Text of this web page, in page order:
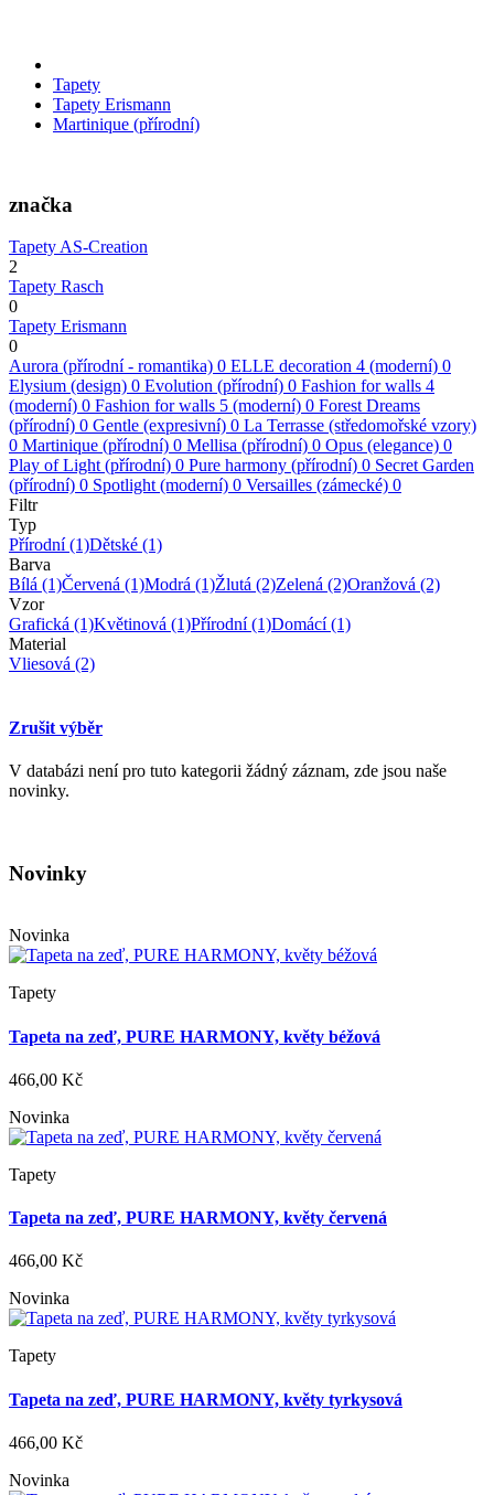
Tapety
Tapety Erismann
Martinique (přírodní)
značka
Tapety AS-Creation
2
Tapety Rasch
0
Tapety Erismann
0
Aurora (přírodní - romantika) 0 ELLE decoration 4 (moderní) 0
Elysium (design) 0 Evolution (přírodní) 0 Fashion for walls 4
(moderní) 0 Fashion for walls 5 (moderní) 0 Forest Dreams
(přírodní) 0 Gentle (expresivní) 0 La Terrasse (středomořské vzory)
0 Martinique (přírodní) 0 Mellisa (přírodní) 0 Opus (elegance) 0
Play of Light (přírodní) 0 Pure harmony (přírodní) 0 Secret Garden
(přírodní) 0 Spotlight (moderní) 0 Versailles (zámecké) 0
Filtr
Typ
Přírodní(1)Dětské (1)
Barva
Bílá (1)Červená (1)Modrá (1)Žlutá (2)Zelená (2)Oranžová (2)
Vzor
Grafická (1)Květinová (1)Přírodní(1)Domácí(1)
Material
Vliesová (2)
Zrušit výběr
V databázi není pro tuto kategorii žádný záznam, zde jsou naše
novinky.
Novinky
Novinka
Tapety
Tapeta na zeď, PURE HARMONY, květy béžová
466,00 Kč
Novinka
Tapety
Tapeta na zeď, PURE HARMONY, květy červená
466,00 Kč
Novinka
Tapety
Tapeta na zeď, PURE HARMONY, květy tyrkysová
466,00 Kč
Novinka